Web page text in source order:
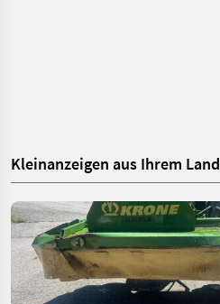
Kleinanzeigen aus Ihrem Land